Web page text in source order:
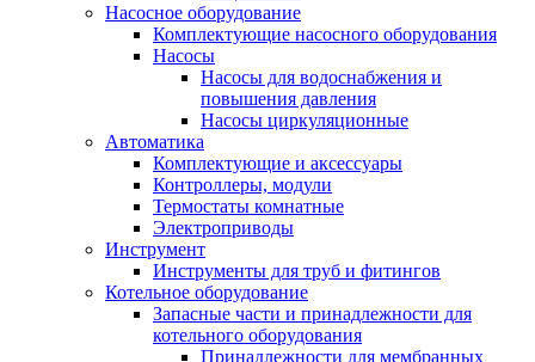
Насосное оборудование
Комплектующие насосного оборудования
Насосы
Насосы для водоснабжения и
повышения давления
Насосы циркуляционные
Автоматика
Комплектующие и аксессуары
Контроллеры, модули
Термостаты комнатные
Электроприводы
Инструмент
Инструменты для труб и фитингов
Котельное оборудование
Запасные части и принадлежности для
котельного оборудования
Принадлежности для мембранных